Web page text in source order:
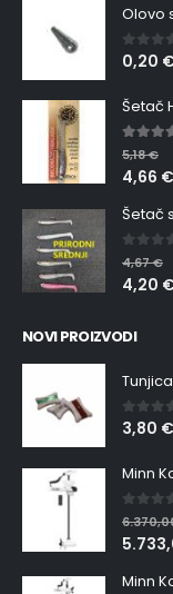
Olovo
0 out
0,20
5.00
5,18€
4,66 €
0 out
4,67€
4,20
NOVI PROIZVODI
0 out
3,80 €
Minn
0 out
Minn